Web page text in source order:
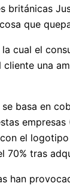
británicas
que
cual el
una
basa en
el
70% tras
han